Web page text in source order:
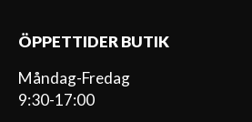
ÖPPETTIDER BUTIK
Måndag-Fredag
9:30-17:00